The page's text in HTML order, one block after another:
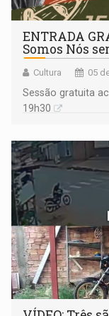
ENTRADA
Somos Nós
Cultura 05
Sessão gratuita
19h30